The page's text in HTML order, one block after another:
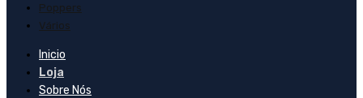
Poppers
Vários
Inicio
Loja
Sobre Nós